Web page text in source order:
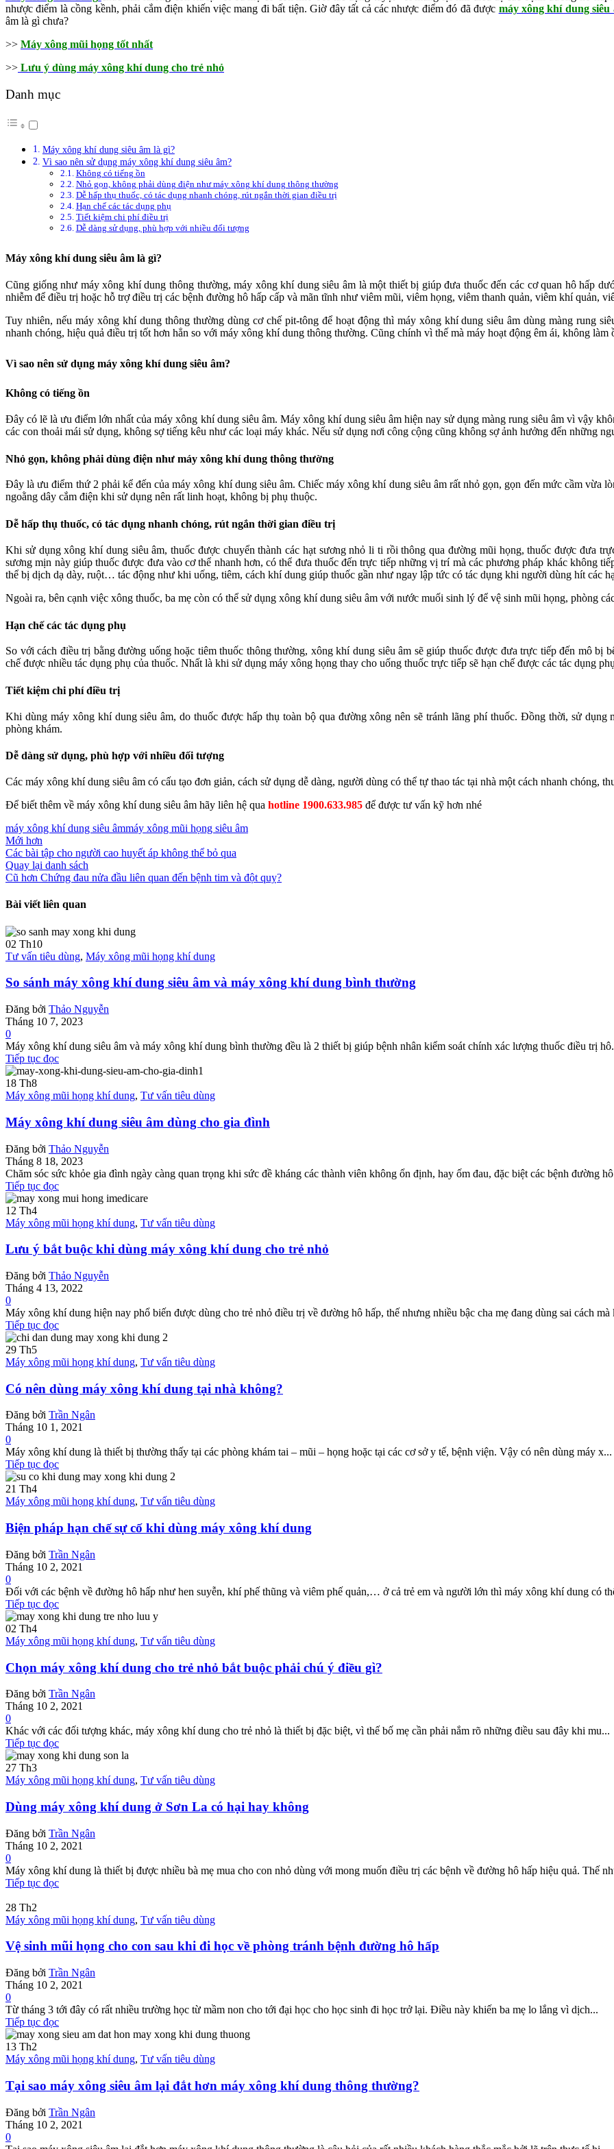
nhược điểm là cồng kềnh, phải cắm điện khiến việc mang đi bất tiện. Giờ đây tất cả các nhược điểm đó đã được máy xông khí dung siêu
âm là gì chưa?
>> Máy xông mũi họng tốt nhất
>> Lưu ý dùng máy xông khí dung cho trẻ nhỏ
Danh mục
Máy xông khí dung siêu âm là gì?
Vì sao nên sử dụng máy xông khí dung siêu âm?
Không có tiếng ồn
Nhỏ gọn, không phải dùng điện như máy xông khí dung thông thường
Dễ hấp thụ thuốc, có tác dụng nhanh chóng, rút ngắn thời gian điều trị
Hạn chế các tác dụng phụ
Tiết kiệm chi phí điều trị
Dễ dàng sử dụng, phù hợp với nhiều đối tượng
Máy xông khí dung siêu âm là gì?
Cũng giống như máy xông khí dung thông thường, máy xông khí dung siêu âm là một thiết bị giúp đưa thuốc đến các cơ quan hô hấp
nhiễm để điều trị hoặc hỗ trợ điều trị các bệnh đường hô hấp cấp và mãn tĩnh như viêm mũi, viêm họng, viêm thanh quản, viêm khí quản,
Tuy nhiên, nếu máy xông khí dung thông thường dùng cơ chế pit-tông để hoạt động thì máy xông khí dung siêu âm dùng màng rung
nhanh chóng, hiệu quả điều trị tốt hơn hẳn so với máy xông khí dung thông thường. Cũng chính vì thế mà máy hoạt động êm ái, không làm
Vì sao nên sử dụng máy xông khí dung siêu âm?
Không có tiếng ồn
Đây có lẽ là ưu điểm lớn nhất của máy xông khí dung siêu âm. Máy xông khí dung siêu âm hiện nay sử dụng màng rung siêu âm vì vậy
các con thoải mái sử dụng, không sợ tiếng kêu như các loại máy khác. Nếu sử dụng nơi công cộng cũng không sợ ảnh hưởng đến những
Nhỏ gọn, không phải dùng điện như máy xông khí dung thông thường
Đây là ưu điểm thứ 2 phải kể đến của máy xông khí dung siêu âm. Chiếc máy xông khí dung siêu âm rất nhỏ gọn, gọn đến mức cầm vừa
ngoằng dây cắm điện khi sử dụng nên rất linh hoạt, không bị phụ thuộc.
Dễ hấp thụ thuốc, có tác dụng nhanh chóng, rút ngắn thời gian điều trị
Khi sử dụng xông khí dung siêu âm, thuốc được chuyển thành các hạt sương nhỏ li ti rồi thông qua đường mũi họng, thuốc được đưa
sương mịn này giúp thuốc được đưa vào cơ thể nhanh hơn, có thể đưa thuốc đến trực tiếp những vị trí mà các phương pháp khác không
thể bị dịch dạ dày, ruột… tác động như khi uống, tiêm, cách khí dung giúp thuốc gần như ngay lập tức có tác dụng khi người dùng hít các
Ngoài ra, bên cạnh việc xông thuốc, ba mẹ còn có thể sử dụng xông khí dung siêu âm với nước muối sinh lý để vệ sinh mũi họng, phòng
Hạn chế các tác dụng phụ
So với cách điều trị bằng đường uống hoặc tiêm thuốc thông thường, xông khí dung siêu âm sẽ giúp thuốc được đưa trực tiếp đến mô bị
chế được nhiều tác dụng phụ của thuốc. Nhất là khi sử dụng máy xông họng thay cho uống thuốc trực tiếp sẽ hạn chế được các tác dụng
Tiết kiệm chi phí điều trị
Khi dùng máy xông khí dung siêu âm, do thuốc được hấp thụ toàn bộ qua đường xông nên sẽ tránh lãng phí thuốc. Đồng thời, sử
phòng khám.
Dễ dàng sử dụng, phù hợp với nhiều đối tượng
Các máy xông khí dung siêu âm có cấu tạo đơn giản, cách sử dụng dễ dàng, người dùng có thể tự thao tác tại nhà một cách nhanh chóng,
Để biết thêm về máy xông khí dung siêu âm hãy liên hệ qua hotline 1900.633.985 để được tư vấn kỹ hơn nhé
máy xông khí dung siêu âmmáy xông mũi họng siêu âm
Mới hơn
Các bài tập cho người cao huyết áp không thể bỏ qua
Quay lại danh sách
Cũ hơn Chứng đau nửa đầu liên quan đến bệnh tim và đột quỵ?
Bài viết liên quan
02 Th10
Tư vấn tiêu dùng, Máy xông mũi họng khí dung
So sánh máy xông khí dung siêu âm và máy xông khí dung bình thường
Đăng bởi Thảo Nguyễn
Tháng 10 7, 2023
0
Máy xông khí dung siêu âm và máy xông khí dung bình thường đều là 2 thiết bị giúp bệnh nhân kiểm soát chính xác lượng thuốc điều trị
Tiếp tục đọc
18 Th8
Máy xông mũi họng khí dung, Tư vấn tiêu dùng
Máy xông khí dung siêu âm dùng cho gia đình
Đăng bởi Thảo Nguyễn
Tháng 8 18, 2023
Chăm sóc sức khỏe gia đình ngày càng quan trọng khi sức đề kháng các thành viên không ổn định, hay ốm đau, đặc biệt các bệnh đường
Tiếp tục đọc
12 Th4
Máy xông mũi họng khí dung, Tư vấn tiêu dùng
Lưu ý bắt buộc khi dùng máy xông khí dung cho trẻ nhỏ
Đăng bởi Thảo Nguyễn
Tháng 4 13, 2022
0
Máy xông khí dung hiện nay phổ biến được dùng cho trẻ nhỏ điều trị về đường hô hấp, thế nhưng nhiều bậc cha mẹ đang dùng sai cách mà
Tiếp tục đọc
29 Th5
Máy xông mũi họng khí dung, Tư vấn tiêu dùng
Có nên dùng máy xông khí dung tại nhà không?
Đăng bởi Trần Ngân
Tháng 10 1, 2021
0
Máy xông khí dung là thiết bị thường thấy tại các phòng khám tai – mũi – họng hoặc tại các cơ sở y tế, bệnh viện. Vậy có nên dùng máy x...
Tiếp tục đọc
21 Th4
Máy xông mũi họng khí dung, Tư vấn tiêu dùng
Biện pháp hạn chế sự cố khi dùng máy xông khí dung
Đăng bởi Trần Ngân
Tháng 10 2, 2021
0
Đối với các bệnh về đường hô hấp như hen suyễn, khí phế thũng và viêm phế quản,… ở cả trẻ em và người lớn thì máy xông khí dung có
Tiếp tục đọc
02 Th4
Máy xông mũi họng khí dung, Tư vấn tiêu dùng
Chọn máy xông khí dung cho trẻ nhỏ bắt buộc phải chú ý điều gì?
Đăng bởi Trần Ngân
Tháng 10 2, 2021
0
Khác với các đối tượng khác, máy xông khí dung cho trẻ nhỏ là thiết bị đặc biệt, vì thế bố mẹ cần phải nắm rõ những điều sau đây khi mu...
Tiếp tục đọc
27 Th3
Máy xông mũi họng khí dung, Tư vấn tiêu dùng
Dùng máy xông khí dung ở Sơn La có hại hay không
Đăng bởi Trần Ngân
Tháng 10 2, 2021
0
Máy xông khí dung là thiết bị được nhiều bà mẹ mua cho con nhỏ dùng với mong muốn điều trị các bệnh về đường hô hấp hiệu quả. Thế
Tiếp tục đọc
28 Th2
Máy xông mũi họng khí dung, Tư vấn tiêu dùng
Vệ sinh mũi họng cho con sau khi đi học về phòng tránh bệnh đường hô hấp
Đăng bởi Trần Ngân
Tháng 10 2, 2021
0
Từ tháng 3 tới đây có rất nhiều trường học từ mầm non cho tới đại học cho học sinh đi học trở lại. Điều này khiến ba mẹ lo lắng vì dịch...
Tiếp tục đọc
13 Th2
Máy xông mũi họng khí dung, Tư vấn tiêu dùng
Tại sao máy xông siêu âm lại đắt hơn máy xông khí dung thông thường?
Đăng bởi Trần Ngân
Tháng 10 2, 2021
0